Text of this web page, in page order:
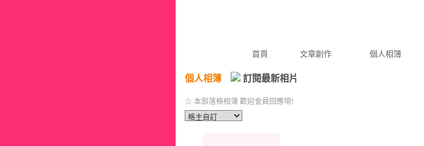
首頁 文章創作 個人相簿
個人相簿 訂閱最新相片
☆ 本部落格相簿 歡迎會員回應唷!